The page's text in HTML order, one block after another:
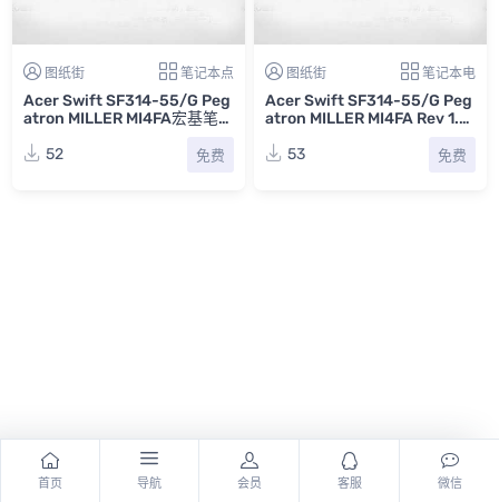
图纸街 笔记本点
Acer Swift SF314-55/G Peg
atron MILLER MI4FA宏基笔记
52
免费
图纸街 笔记本电
Acer Swift SF314-55/G Peg
atron MILLER MI4FA Rev 1.4
53
免费
首页 导航 会员 客服 微信